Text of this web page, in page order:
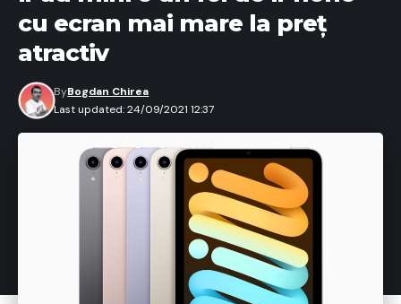
cu ecran mai mare la preț
atractiv
Last updated: 24/09/2021 12:37
ByBogdan Chirea